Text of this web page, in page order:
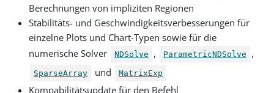
Berechnungen von impliziten Regionen
Stabilitäts- und Geschwindigkeitsverbesserungen für
einzelne Plots und Chart-Typen sowie für die
numerische Solver
NDSolve , ParametricNDSolve ,
SparseArray und MatrixExp
Kompabilitätsupdate für den Befehl